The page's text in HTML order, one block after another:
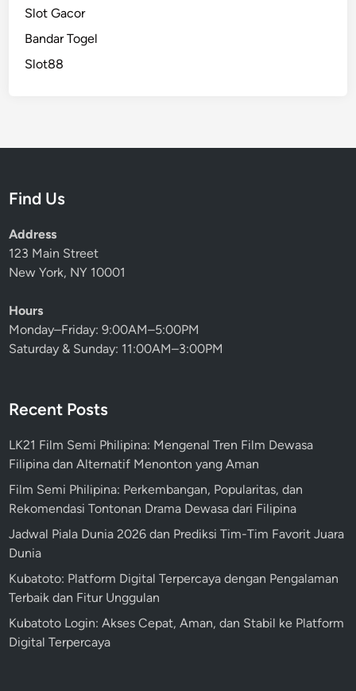
Slot Gacor
Bandar Togel
Slot88
Find Us
Address
123 Main Street
New York, NY 10001
Hours
Monday–Friday: 9:00AM–5:00PM
Saturday & Sunday: 11:00AM–3:00PM
Recent Posts
LK21 Film Semi Philipina: Mengenal Tren Film Dewasa
Filipina dan Alternatif Menonton yang Aman
Film Semi Philipina: Perkembangan, Popularitas, dan
Rekomendasi Tontonan Drama Dewasa dari Filipina
Jadwal Piala Dunia 2026 dan Prediksi Tim-Tim Favorit Juara
Dunia
Kubatoto: Platform Digital Terpercaya dengan Pengalaman
Terbaik dan Fitur Unggulan
Kubatoto Login: Akses Cepat, Aman, dan Stabil ke Platform
Digital Terpercaya